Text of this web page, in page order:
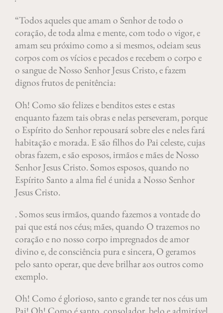
“Todos aqueles que amam o Senhor de todo o
coração, de toda alma e mente, com todo o vigor, e
amam seu próximo como a si mesmos, odeiam seus
corpos com os vícios e pecados e recebem o corpo e
o sangue de Nosso Senhor Jesus Cristo, e fazem
dignos frutos de penitência:
Oh! Como são felizes e benditos estes e estas
enquanto fazem tais obras e nelas perseveram, porque
o Espírito do Senhor repousará sobre eles e neles fará
habitação e morada. E são filhos do Pai celeste, cujas
obras fazem, e são esposos, irmãos e mães de Nosso
Senhor Jesus Cristo. Somos esposos, quando no
Espírito Santo a alma fiel é unida a Nosso Senhor
Jesus Cristo.
. Somos seus irmãos, quando fazemos a vontade do
pai que está nos céus; mães, quando O trazemos no
coração e no nosso corpo impregnados de amor
divino e, de consciência pura e sincera, O geramos
pelo santo operar, que deve brilhar aos outros como
exemplo.
Oh! Como é glorioso, santo e grande ter nos céus um